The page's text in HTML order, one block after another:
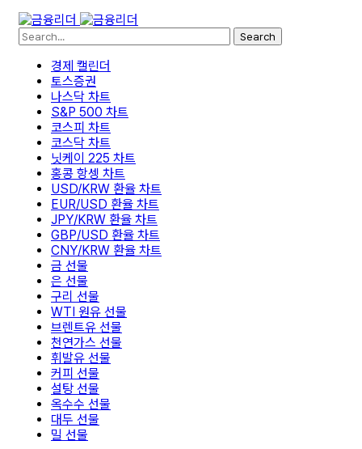
Search
경제 캘린더
토스증권
나스닥 차트
S&P 500 차트
코스피 차트
코스닥 차트
닛케이 225 차트
홍콩 항셍 차트
USD/KRW 환율 차트
EUR/USD 환율 차트
JPY/KRW 환율 차트
GBP/USD 환율 차트
CNY/KRW 환율 차트
금 선물
은 선물
구리 선물
WTI 원유 선물
브렌트유 선물
천연가스 선물
휘발유 선물
커피 선물
설탕 선물
옥수수 선물
대두 선물
밀 선물